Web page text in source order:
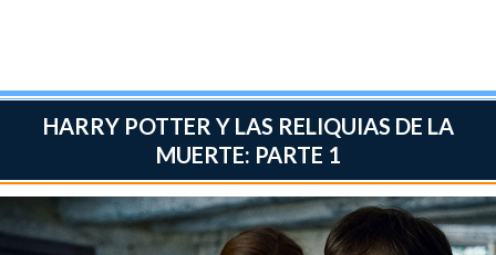
HARRY POTTER Y LAS RELIQUIAS DE LA
MUERTE: PARTE 1